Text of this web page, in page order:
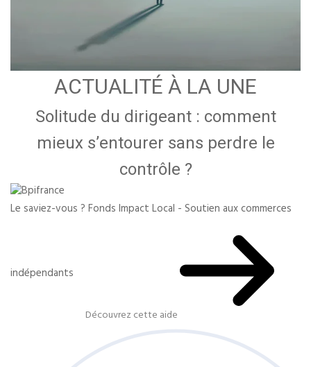
ACTUALITÉ À LA UNE
Solitude du dirigeant : comment
mieux s’entourer sans perdre le
contrôle ?
Le saviez-vous ?Fonds Impact Local - Soutien aux commerces
indépendants
Découvrez cette aide